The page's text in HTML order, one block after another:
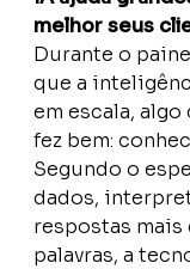
melhor seus
Durante o
que a
em escala,
fez bem:
Segundo o
dados,
respostas mais
palavras, a